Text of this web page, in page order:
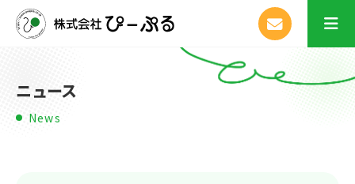
ニュース
News